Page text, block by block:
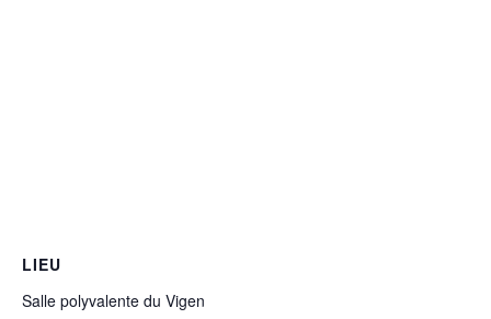
LIEU
Salle polyvalente du Vigen